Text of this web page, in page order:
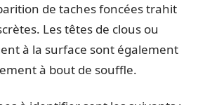
de taches foncées trahit
Les têtes de clous ou
à la surface sont également
à bout de souffle.